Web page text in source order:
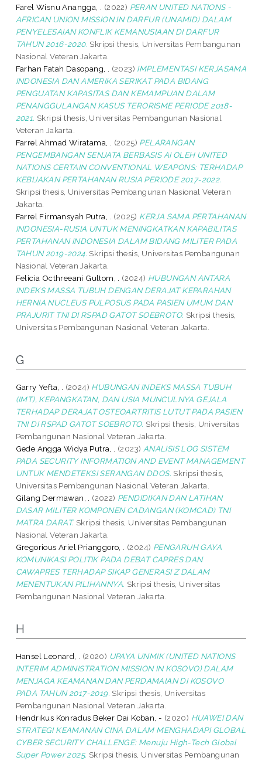
Farel Wisnu Anangga, .
(2022) PERAN UNITED NATIONS -
AFRICAN UNION MISSION IN DARFUR (UNAMID) DALAM
PENYELESAIAN KONFLIK KEMANUSIAAN DI DARFUR
TAHUN 2016-2020. Skripsi thesis, Universitas Pembangunan
Nasional Veteran Jakarta.
Farhan Fatah Dasopang, .
(2023) IMPLEMENTASI KERJASAMA
INDONESIA DAN AMERIKA SERIKAT PADA BIDANG
PENGUATAN KAPASITAS DAN KEMAMPUAN DALAM
PENANGGULANGAN KASUS TERORISME PERIODE 2018-
2021. Skripsi thesis, Universitas Pembangunan Nasional
Veteran Jakarta.
Farrel Ahmad Wiratama, .
(2025) PELARANGAN
PENGEMBANGAN SENJATA BERBASIS AI OLEH UNITED
NATIONS CERTAIN CONVENTIONAL WEAPONS: TERHADAP
KEBIJAKAN PERTAHANAN RUSIA PERIODE 2017-2022.
Skripsi thesis, Universitas Pembangunan Nasional Veteran
Jakarta.
Farrel Firmansyah Putra, .
(2025) KERJA SAMA PERTAHANAN
INDONESIA-RUSIA UNTUK MENINGKATKAN KAPABILITAS
PERTAHANAN INDONESIA DALAM BIDANG MILITER PADA
TAHUN 2019-2024. Skripsi thesis, Universitas Pembangunan
Nasional Veteran Jakarta.
Felicia Octhreeani Gultom, .
(2024) HUBUNGAN ANTARA
INDEKS MASSA TUBUH DENGAN DERAJAT KEPARAHAN
HERNIA NUCLEUS PULPOSUS PADA PASIEN UMUM DAN
PRAJURIT TNI DI RSPAD GATOT SOEBROTO. Skripsi thesis,
Universitas Pembangunan Nasional Veteran Jakarta.
G
Garry Yefta, . (2024) HUBUNGAN INDEKS MASSA TUBUH
(IMT), KEPANGKATAN, DAN USIA MUNCULNYA GEJALA
TERHADAP DERAJAT OSTEOARTRITIS LUTUT PADA PASIEN
TNI DI RSPAD GATOT SOEBROTO. Skripsi thesis, Universitas
Pembangunan Nasional Veteran Jakarta.
Gede Angga Widya Putra, .
(2023) ANALISIS LOG SISTEM
PADA SECURITY INFORMATION AND EVENT MANAGEMENT
UNTUK MENDETEKSI SERANGAN DDOS. Skripsi thesis,
Universitas Pembangunan Nasional Veteran Jakarta.
Gilang Dermawan, .
(2022) PENDIDIKAN DAN LATIHAN
DASAR MILITER KOMPONEN CADANGAN (KOMCAD) TNI
MATRA DARAT. Skripsi thesis, Universitas Pembangunan
Nasional Veteran Jakarta.
Gregorious Ariel Prianggoro, .
(2024) PENGARUH GAYA
KOMUNIKASI POLITIK PADA DEBAT CAPRES DAN
CAWAPRES TERHADAP SIKAP GENERASI Z DALAM
MENENTUKAN PILIHANNYA. Skripsi thesis, Universitas
Pembangunan Nasional Veteran Jakarta.
H
Hansel Leonard, . (2020) UPAYA UNMIK (UNITED NATIONS
INTERIM ADMINISTRATION MISSION IN KOSOVO) DALAM
MENJAGA KEAMANAN DAN PERDAMAIAN DI KOSOVO
PADA TAHUN 2017-2019. Skripsi thesis, Universitas
Pembangunan Nasional Veteran Jakarta.
Hendrikus Konradus Beker Dai Koban, - (2020) HUAWEI DAN
STRATEGI KEAMANAN CINA DALAM MENGHADAPI GLOBAL
CYBER SECURITY CHALLENGE: Menuju High-Tech Global
Super Power 2025. Skripsi thesis, Universitas Pembangunan